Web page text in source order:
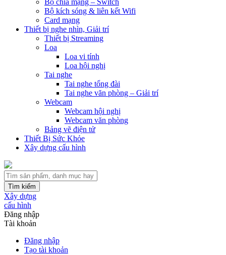
Bộ chia mạng – Switch
Bộ kích sóng & liên kết Wifi
Card mạng
Thiết bị nghe nhìn, Giải trí
Thiết bị Streaming
Loa
Loa vi tính
Loa hội nghị
Tai nghe
Tai nghe tổng đài
Tai nghe văn phòng – Giải trí
Webcam
Webcam hội nghị
Webcam văn phòng
Bảng vẽ điện tử
Thiết Bị Sức Khỏe
Xây dựng cấu hình
Tìm kiếm
Xây dựng
cấu hình
Đăng nhập
Tài khoản
Đăng nhập
Tạo tài khoản